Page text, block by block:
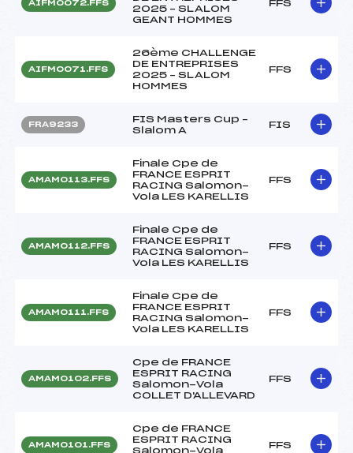
AIFM0072.FFS
2025 – SLALOM
GEANT HOMMES
FFS
AIFM0071.FFS
26ème CHALLENGE
DE ENTREPRISES
2025 – SLALOM
HOMMES
FFS
FRA9233
FIS Masters Cup –
Slalom A
FIS
AMAM0113.FFS
Finale Cpe de
FRANCE ESPRIT
RACING Salomon-
Vola LES KARELLIS
FFS
AMAM0112.FFS
Finale Cpe de
FRANCE ESPRIT
RACING Salomon-
Vola LES KARELLIS
FFS
AMAM0111.FFS
Finale Cpe de
FRANCE ESPRIT
RACING Salomon-
Vola LES KARELLIS
FFS
AMAM0102.FFS
Cpe de FRANCE
ESPRIT RACING
Salomon-Vola
COLLET D'ALLEVARD
FFS
AMAM0101.FFS
Cpe de FRANCE
ESPRIT RACING
Salomon-Vola
FFS